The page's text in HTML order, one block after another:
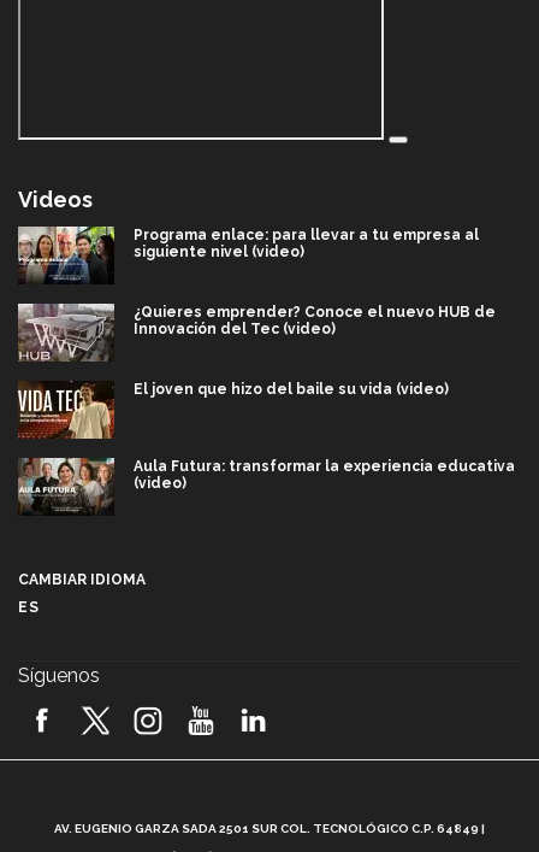
Videos
Programa enlace: para llevar a tu empresa al
siguiente nivel (video)
¿Quieres emprender? Conoce el nuevo HUB de
Innovación del Tec (video)
El joven que hizo del baile su vida (video)
Aula Futura: transformar la experiencia educativa
(video)
2026! (video)
CAMBIAR IDIOMA
ES
Síguenos
AV. EUGENIO GARZA SADA 2501 SUR COL. TECNOLÓGICO C.P. 64849 |